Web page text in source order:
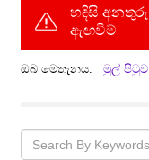
හදිසි අනතුරු
ඇඟවීම්
ඔබ මෙතැනය: මුල් පිටුව